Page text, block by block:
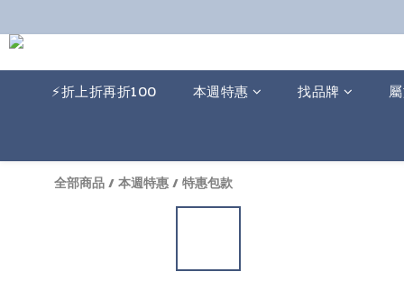
⚡️折上折再折100 本週特惠 找品牌
全部商品/本週特惠/特惠包款